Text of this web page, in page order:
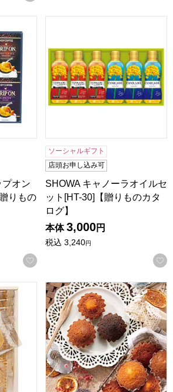
プオン
りもの
お気に入りに登録する
ソーシャルギフト
店頭お申し込み可
SHOWA キャノーラオイルセ
ット[HT-30]【贈りものカタ
ログ】
本体 3,000円
税込 3,240円
ドパイ【年間ギフト】
スイートバスケット焼菓子詰